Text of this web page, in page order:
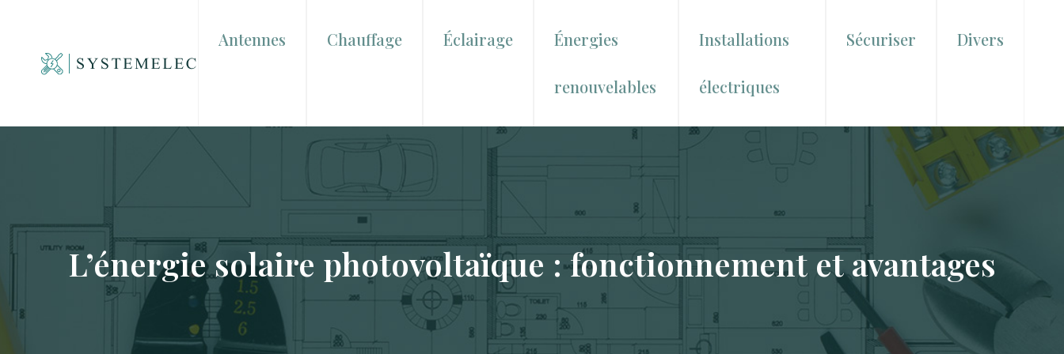
Antennes Chauffage Éclairage Énergies
renouvelables
Installations
électriques
Sécuriser Divers
L’énergie solaire photovoltaïque : fonctionnement et avantages